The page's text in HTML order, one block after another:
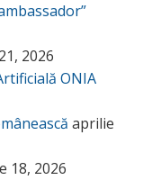
2026
ONIA
aprilie
18, 2026